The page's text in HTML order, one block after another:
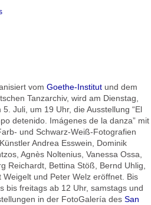
vom Goethe-Institutund dem
Tanzarchiv, wird am Dienstag,
5. Juli, um 19 Uhr, die Ausstellung “El
detenido. Imágenes de la danza” mit
und Schwarz-Weiß-Fotografien
Andrea Esswein, Dominik
Agnès Noltenius, Vanessa Ossa,
Reichardt, Bettina Stöß, Bernd Uhlig,
Weigelt und Peter Welz eröffnet. Bis
bis freitags ab 12 Uhr, samstags und
in der FotoGalería des San